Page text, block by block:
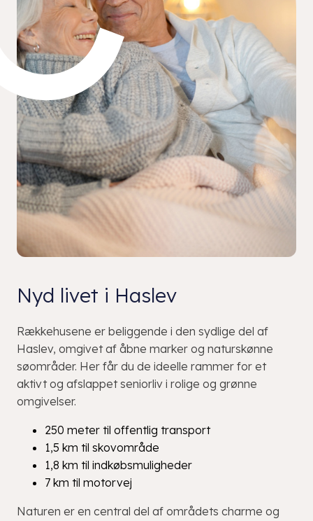
Nyd livet i Haslev
Rækkehusene er beliggende i den sydlige del af
Haslev, omgivet af åbne marker og naturskønne
søområder. Her får du de ideelle rammer for et
aktivt og afslappet seniorliv i rolige og grønne
omgivelser.
250 meter til offentlig transport
1,5 km til skovområde
1,8 km til indkøbsmuligheder
7 km til motorvej
Naturen er en central del af områdets charme og